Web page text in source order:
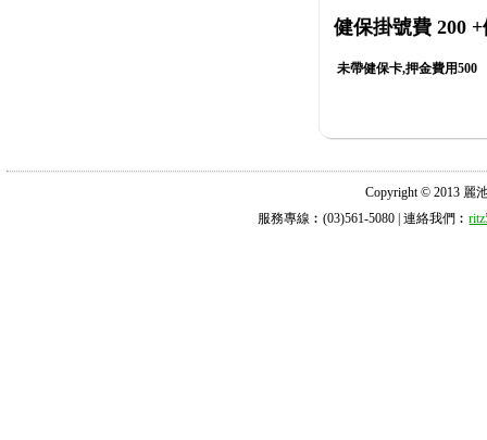
健保掛號費 200 +
未帶健保卡,押金費用500
Copyright © 2013 麗
服務專線︰(03)561-5080 | 連絡我們︰